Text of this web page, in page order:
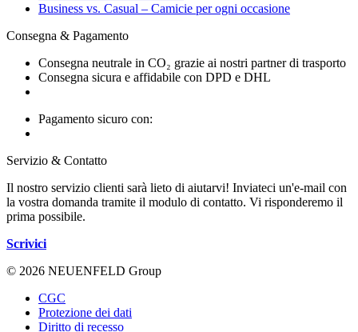
Business vs. Casual – Camicie per ogni occasione
Consegna & Pagamento
Consegna neutrale in CO₂ grazie ai nostri partner di trasporto
Consegna sicura e affidabile con DPD e DHL
Pagamento sicuro con:
Servizio & Contatto
Il nostro servizio clienti sarà lieto di aiutarvi! Inviateci un'e-mail con
la vostra domanda tramite il modulo di contatto. Vi risponderemo il
prima possibile.
Scrivici
© 2026 NEUENFELD Group
CGC
Protezione dei dati
Diritto di recesso